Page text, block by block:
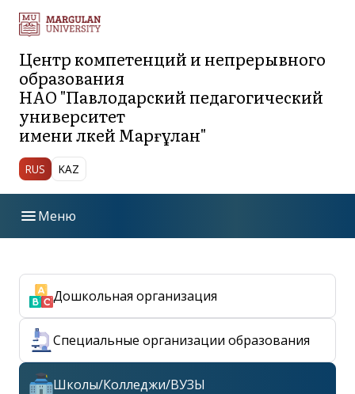
Центр компетенций и непрерывного
образования
НАО "Павлодарский педагогический
университет
имени Әлкей Марғұлан"
RUS KAZ
menuМеню
appsПроекты образовательных программ для
публичного обсуждения
gavelПравила и условия обучения
Дошкольная организация
Специальные организации образования
Школы/Колледжи/ВУЗЫ